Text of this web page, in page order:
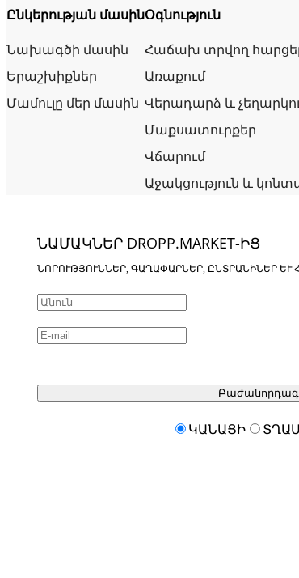
Ընկերության մասին
Նախագծի մասին
Երաշխիքներ
Մամուլը մեր մասին
Օգնություն
Հաճախ տրվող
Առաքում
Վերադարձ և
Մաքսատուրքեր
Վճարում
Աջակցություն և
ՆԱՄԱԿՆԵՐ DROPP.MARKET-ԻՑ
ՆՈՐՈՒԹՅՈՒՆՆԵՐ, ԳԱՂԱՓԱՐՆԵՐ, ԸՆՏՐԱՆԻՆԵՐ ԵՒ
ԿԱՆԱՑԻ